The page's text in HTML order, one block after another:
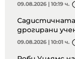
09.08.2026 | 10:19 ч.
Садистичната
дрогирани
09.08.2026 | 10:01 ч.